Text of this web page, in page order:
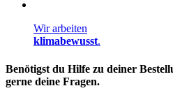
Wir arbeiten
klimabewusst.
Benötigst du Hilfe zu deiner
gerne deine Fragen.